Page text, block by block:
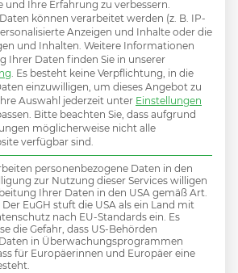
dabei?
und damit Teil des MiV
werden.
und Ihre Erfahrung zu verbessern.
können verarbeitet werden (z. B. IP-
Anzeigen und Inhalte oder die
und Inhalten. Weitere Informationen
Ihrer Daten finden Sie in unserer
. Es besteht keine Verpflichtung, in die
einzuwilligen, um dieses Angebot zu
Auswahl jederzeit unter Einstellungen
Bitte beachten Sie, dass aufgrund
möglicherweise nicht alle
verfügbar sind.
personenbezogene Daten in den
zur Nutzung dieser Services willigen
Ihrer Daten in den USA gemäß Art.
Der EuGH stuft die USA als ein Land mit
nach EU-Standards ein. Es
die Gefahr, dass US-Behörden
in Überwachungsprogrammen
für Europäerinnen und Europäer eine